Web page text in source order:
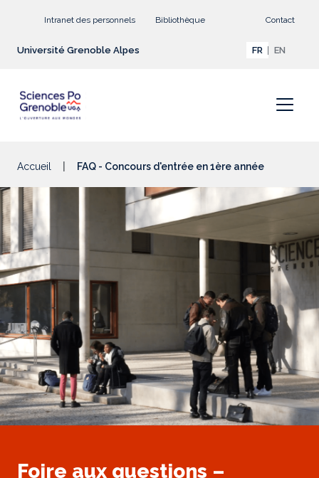
Intranet des personnels Bibliothèque Contact
Université Grenoble Alpes FR EN
Accueil FAQ - Concours d'entrée en 1ère année
Foire aux questions –